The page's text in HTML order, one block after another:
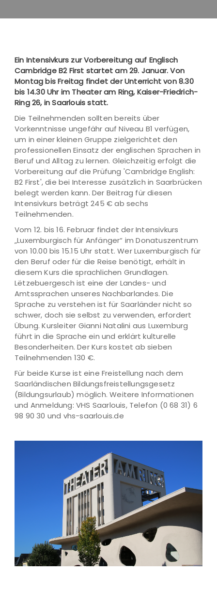
Ein Intensivkurs zur Vorbereitung auf Englisch
Cambridge B2 First startet am 29. Januar. Von
Montag bis Freitag findet der Unterricht von 8.30
bis 14.30 Uhr im Theater am Ring, Kaiser-Friedrich-
Ring 26, in Saarlouis statt.
Die Teilnehmenden sollten bereits über
Vorkenntnisse ungefähr auf Niveau B1 verfügen,
um in einer kleinen Gruppe zielgerichtet den
professionellen Einsatz der englischen Sprachen in
Beruf und Alltag zu lernen. Gleichzeitig erfolgt die
Vorbereitung auf die Prüfung 'Cambridge English:
B2 First', die bei Interesse zusätzlich in Saarbrücken
belegt werden kann. Der Beitrag für diesen
Intensivkurs beträgt 245 € ab sechs
Teilnehmenden.
Vom 12. bis 16. Februar findet der Intensivkurs
„Luxemburgisch für Anfänger“ im Donatuszentrum
von 10.00 bis 15.15 Uhr statt. Wer Luxemburgisch für
den Beruf oder für die Reise benötigt, erhält in
diesem Kurs die sprachlichen Grundlagen.
Lëtzebuergesch ist eine der Landes- und
Amtssprachen unseres Nachbarlandes. Die
Sprache zu verstehen ist für Saarländer nicht so
schwer, doch sie selbst zu verwenden, erfordert
Übung. Kursleiter Gianni Natalini aus Luxemburg
führt in die Sprache ein und erklärt kulturelle
Besonderheiten. Der Kurs kostet ab sieben
Teilnehmenden 130 €.
Für beide Kurse ist eine Freistellung nach dem
Saarländischen Bildungsfreistellungsgesetz
(Bildungsurlaub) möglich. Weitere Informationen
und Anmeldung: VHS Saarlouis, Telefon (0 68 31) 6
98 90 30 und vhs-saarlouis.de